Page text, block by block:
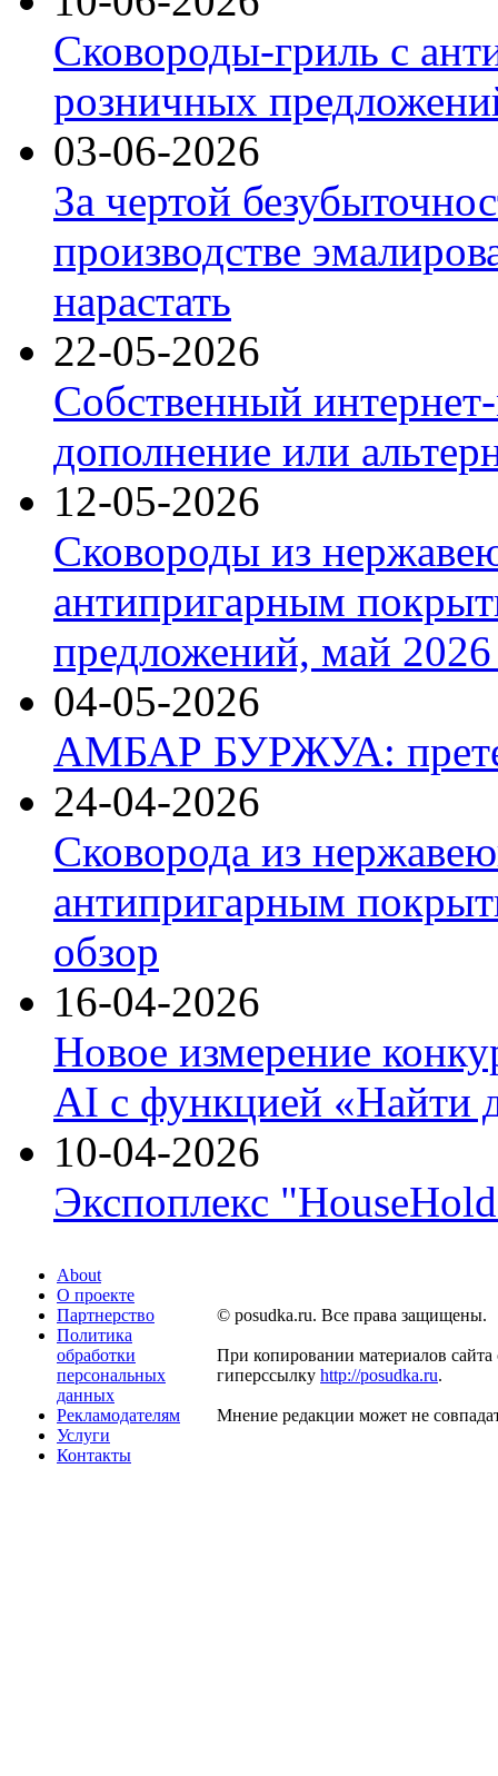
Сковороды-гриль с
розничных
03-06-2026
За чертой
производстве
нарастать
22-05-2026
Собственный
дополнение или
12-05-2026
Сковороды из
антипригарным
предложений, май 2026
04-05-2026
АМБАР БУРЖУА:
24-04-2026
Сковорода из
антипригарным
обзор
16-04-2026
Новое измерение
AI с функцией «Найти
10-04-2026
Экспоплекс
About
О проекте
Партнерство
Политика
обработки
персональных
данных
Рекламодателям
Услуги
Контакты
© posudka.ru. Все права защищены.
При копировании материалов сайта
гиперссылку http://posudka.ru.
Мнение редакции может не